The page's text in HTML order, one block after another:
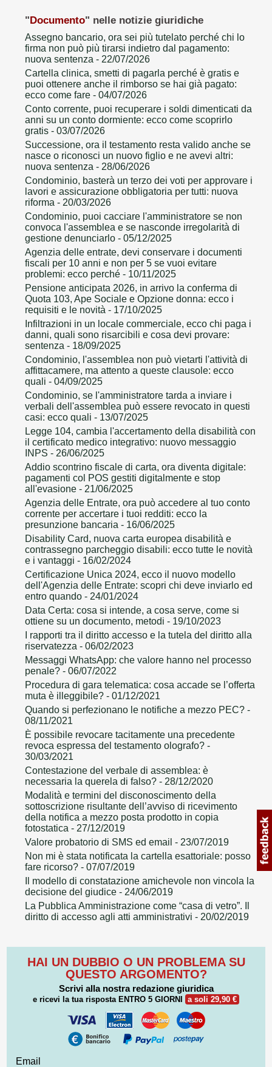
"Documento" nelle notizie giuridiche
Assegno bancario, ora sei più tutelato perché chi lo
firma non può più tirarsi indietro dal pagamento:
nuova sentenza - 22/07/2026
Cartella clinica, smetti di pagarla perché è gratis e
puoi ottenere anche il rimborso se hai già pagato:
ecco come fare - 04/07/2026
Conto corrente, puoi recuperare i soldi dimenticati da
anni su un conto dormiente: ecco come scoprirlo
gratis - 03/07/2026
Successione, ora il testamento resta valido anche se
nasce o riconosci un nuovo figlio e ne avevi altri:
nuova sentenza - 28/06/2026
Condominio, basterà un terzo dei voti per approvare i
lavori e assicurazione obbligatoria per tutti: nuova
riforma - 20/03/2026
Condominio, puoi cacciare l'amministratore se non
convoca l'assemblea e se nasconde irregolarità di
gestione denunciarlo - 05/12/2025
Agenzia delle entrate, devi conservare i documenti
fiscali per 10 anni e non per 5 se vuoi evitare
problemi: ecco perché - 10/11/2025
Pensione anticipata 2026, in arrivo la conferma di
Quota 103, Ape Sociale e Opzione donna: ecco i
requisiti e le novità - 17/10/2025
Infiltrazioni in un locale commerciale, ecco chi paga i
danni, quali sono risarcibili e cosa devi provare:
sentenza - 18/09/2025
Condominio, l'assemblea non può vietarti l'attività di
affittacamere, ma attento a queste clausole: ecco
quali - 04/09/2025
Condominio, se l'amministratore tarda a inviare i
verbali dell'assemblea può essere revocato in questi
casi: ecco quali - 13/07/2025
Legge 104, cambia l'accertamento della disabilità con
il certificato medico integrativo: nuovo messaggio
INPS - 26/06/2025
Addio scontrino fiscale di carta, ora diventa digitale:
pagamenti col POS gestiti digitalmente e stop
all'evasione - 21/06/2025
Agenzia delle Entrate, ora può accedere al tuo conto
corrente per accertare i tuoi redditi: ecco la
presunzione bancaria - 16/06/2025
Disability Card, nuova carta europea disabilità e
contrassegno parcheggio disabili: ecco tutte le novità
e i vantaggi - 16/02/2024
Certificazione Unica 2024, ecco il nuovo modello
dell'Agenzia delle Entrate: scopri chi deve inviarlo ed
entro quando - 24/01/2024
Data Certa: cosa si intende, a cosa serve, come si
ottiene su un documento, metodi - 19/10/2023
I rapporti tra il diritto accesso e la tutela del diritto alla
riservatezza - 06/02/2023
Messaggi WhatsApp: che valore hanno nel processo
penale? - 06/07/2022
Procedura di gara telematica: cosa accade se l’offerta
muta è illeggibile? - 01/12/2021
Quando si perfezionano le notifiche a mezzo PEC? -
08/11/2021
È possibile revocare tacitamente una precedente
revoca espressa del testamento olografo? -
30/03/2021
Contestazione del verbale di assemblea: è
necessaria la querela di falso? - 28/12/2020
Modalità e termini del disconoscimento della
sottoscrizione risultante dell’avviso di ricevimento
della notifica a mezzo posta prodotto in copia
fotostatica - 27/12/2019
Valore probatorio di SMS ed email - 23/07/2019
Non mi è stata notificata la cartella esattoriale: posso
fare ricorso? - 07/07/2019
Il modello di constatazione amichevole non vincola la
decisione del giudice - 24/06/2019
La Pubblica Amministrazione come “casa di vetro”. Il
diritto di accesso agli atti amministrativi - 20/02/2019
HAI UN DUBBIO O UN PROBLEMA SU
QUESTO ARGOMENTO?
Scrivi alla nostra redazione giuridica
e ricevi la tua risposta ENTRO 5 GIORNI a soli 29,90 €
Email